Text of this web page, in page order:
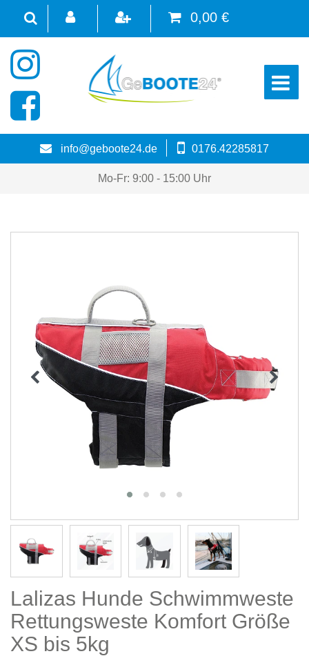
0,00 €
☰
info@geboote24.de 0176.42285817
Mo-Fr: 9:00 - 15:00 Uhr
Lalizas Hunde Schwimmweste
Rettungsweste Komfort Größe
XS bis 5kg